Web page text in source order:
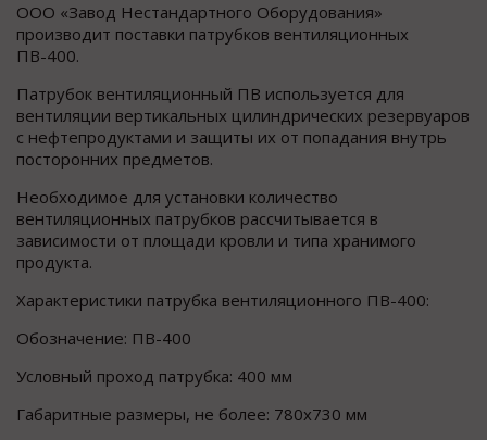
ООО «Завод Нестандартного Оборудования»
производит поставки патрубков вентиляционных
ПВ-400.
Патрубок вентиляционный ПВ используется для
вентиляции вертикальных цилиндрических резервуаров
с нефтепродуктами и защиты их от попадания внутрь
посторонних предметов.
Необходимое для установки количество
вентиляционных патрубков рассчитывается в
зависимости от площади кровли и типа хранимого
продукта.
Характеристики патрубка вентиляционного ПВ-400:
Обозначение: ПВ-400
Условный проход патрубка: 400 мм
Габаритные размеры, не более: 780х730 мм